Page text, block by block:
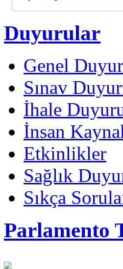
Duyurular
Genel
Sınav
İhale
İnsan
Etkinlikler
Sağlık
Sıkça
Parlamento